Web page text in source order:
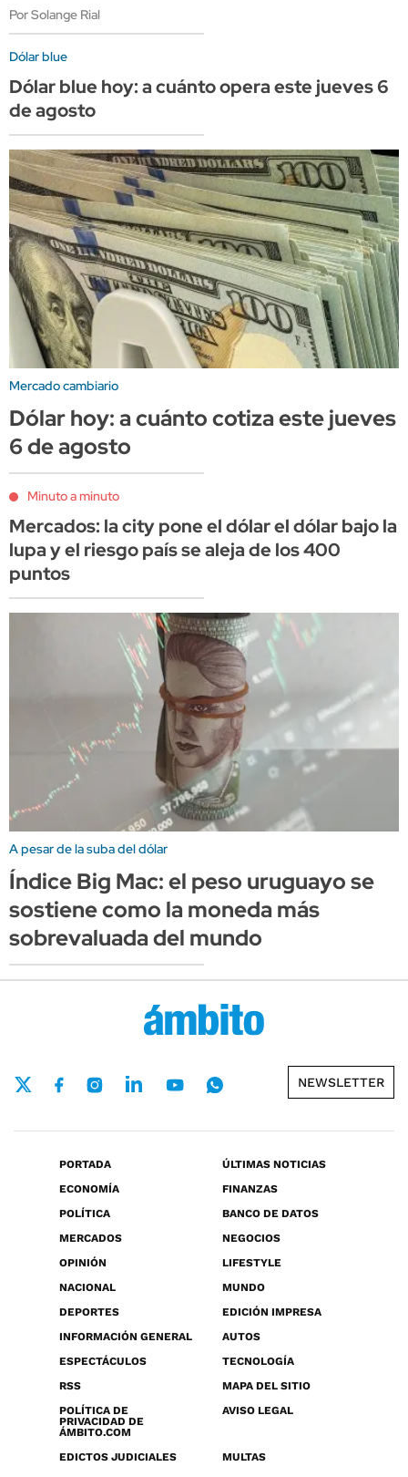
Por Solange Rial
Dólar blue
Dólar blue hoy: a cuánto opera este jueves 6
de agosto
Mercado cambiario
Dólar hoy: a cuánto cotiza este jueves
6 de agosto
Minuto a minuto
Mercados: la city pone el dólar el dólar bajo la
lupa y el riesgo país se aleja de los 400
puntos
A pesar de la suba del dólar
Índice Big Mac: el peso uruguayo se
sostiene como la moneda más
sobrevaluada del mundo
NEWSLETTER
PORTADA
ÚLTIMAS NOTICIAS
ECONOMÍA
FINANZAS
POLÍTICA
BANCO DE DATOS
MERCADOS
NEGOCIOS
OPINIÓN
LIFESTYLE
NACIONAL
MUNDO
DEPORTES
EDICIÓN IMPRESA
INFORMACIÓN GENERAL
AUTOS
ESPECTÁCULOS
TECNOLOGÍA
RSS
MAPA DEL SITIO
POLÍTICA DE
PRIVACIDAD DE
ÁMBITO.COM
AVISO LEGAL
EDICTOS JUDICIALES
MULTAS